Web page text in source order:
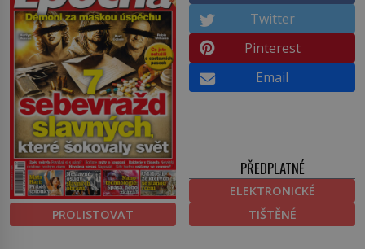
PROLISTOVAT
Twitter
Pinterest
Email
PŘEDPLATNÉ
ELEKTRONICKÉ
TIŠTĚNÉ